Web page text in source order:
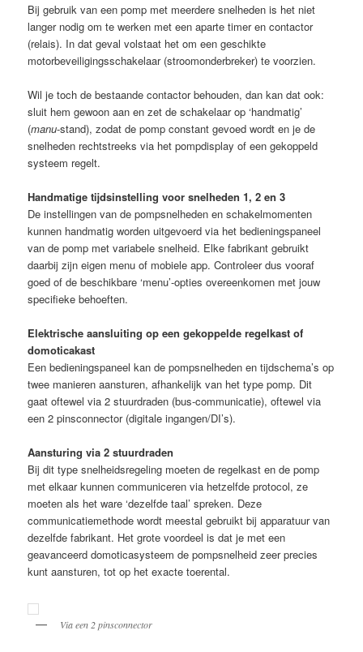
Bij gebruik van een pomp met meerdere snelheden is het niet
langer nodig om te werken met een aparte timer en contactor
(relais). In dat geval volstaat het om een geschikte
motorbeveiligingsschakelaar (stroomonderbreker) te voorzien.
Wil je toch de bestaande contactor behouden, dan kan dat ook:
sluit hem gewoon aan en zet de schakelaar op ‘handmatig’
(manu-stand), zodat de pomp constant gevoed wordt en je de
snelheden rechtstreeks via het pompdisplay of een gekoppeld
systeem regelt.
Handmatige tijdsinstelling voor snelheden 1, 2 en 3
De instellingen van de pompsnelheden en schakelmomenten
kunnen handmatig worden uitgevoerd via het bedieningspaneel
van de pomp met variabele snelheid. Elke fabrikant gebruikt
daarbij zijn eigen menu of mobiele app. Controleer dus vooraf
goed of de beschikbare ‘menu’-opties overeenkomen met jouw
specifieke behoeften.
Elektrische aansluiting op een gekoppelde regelkast of
domoticakast
Een bedieningspaneel kan de pompsnelheden en tijdschema’s op
twee manieren aansturen, afhankelijk van het type pomp. Dit
gaat oftewel via 2 stuurdraden (bus-communicatie), oftewel via
een 2 pinsconnector (digitale ingangen/DI’s).
Aansturing via 2 stuurdraden
Bij dit type snelheidsregeling moeten de regelkast en de pomp
met elkaar kunnen communiceren via hetzelfde protocol, ze
moeten als het ware ‘dezelfde taal’ spreken. Deze
communicatiemethode wordt meestal gebruikt bij apparatuur van
dezelfde fabrikant. Het grote voordeel is dat je met een
geavanceerd domoticasysteem de pompsnelheid zeer precies
kunt aansturen, tot op het exacte toerental.
Via een 2 pinsconnector